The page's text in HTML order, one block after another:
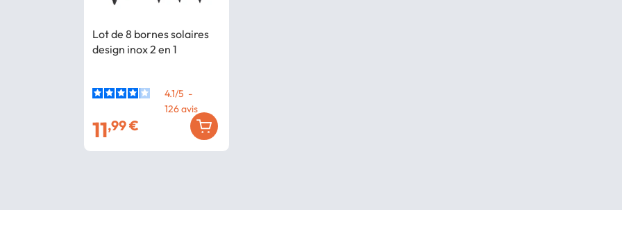
Lot de 8 bornes solaires
design inox 2 en 1
4.1/5 -
126avis
11,99 €